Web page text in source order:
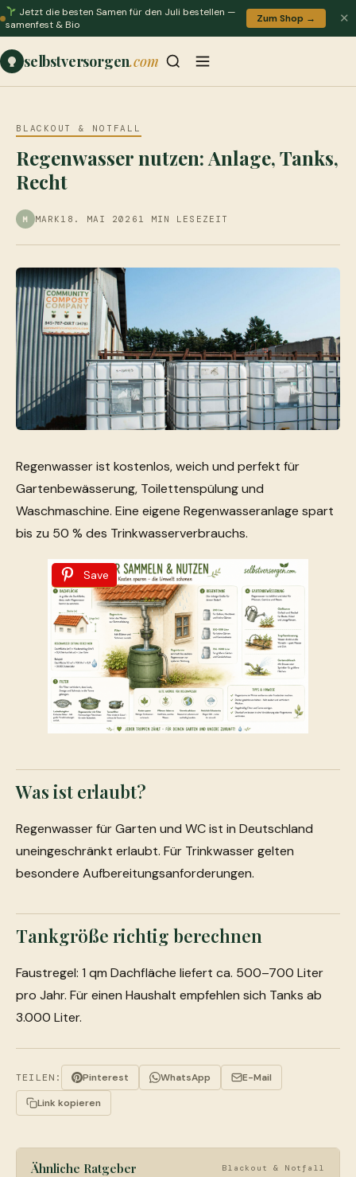
Jetzt die besten Samen für den Juli bestellen —
samenfest & Bio
Zum Shop → ✕
selbstversorgen.com
BLACKOUT & NOTFALL
Regenwasser nutzen: Anlage, Tanks,
Recht
M MARK 18. MAI 2026 1 MIN LESEZEIT
Regenwasser ist kostenlos, weich und perfekt für
Gartenbewässerung, Toilettenspülung und
Waschmaschine. Eine eigene Regenwasseranlage spart
bis zu 50 % des Trinkwasserverbrauchs.
Save
Was ist erlaubt?
Regenwasser für Garten und WC ist in Deutschland
uneingeschränkt erlaubt. Für Trinkwasser gelten
besondere Aufbereitungsanforderungen.
Tankgröße richtig berechnen
Faustregel: 1 qm Dachfläche liefert ca. 500–700 Liter
pro Jahr. Für einen Haushalt empfehlen sich Tanks ab
3.000 Liter.
TEILEN: Pinterest WhatsApp
E-Mail
Link kopieren
Ähnliche Ratgeber Blackout & Notfall